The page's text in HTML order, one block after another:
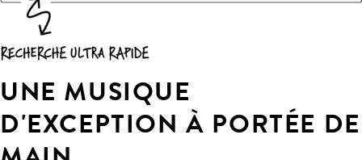
UNE MUSIQUE
D'EXCEPTION À PORTÉE DE